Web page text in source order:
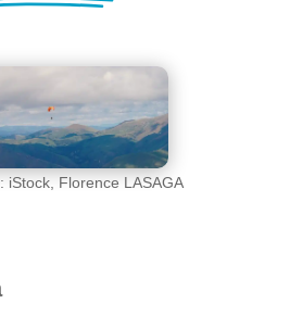
iStock, Florence LASAGA